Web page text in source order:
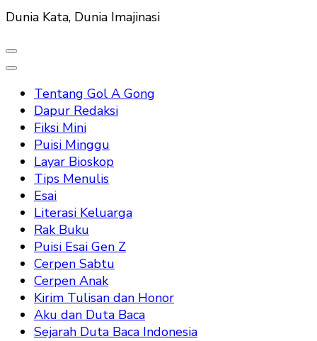
Dunia Kata, Dunia Imajinasi
Tentang Gol A Gong
Dapur Redaksi
Fiksi Mini
Puisi Minggu
Layar Bioskop
Tips Menulis
Esai
Literasi Keluarga
Rak Buku
Puisi Esai Gen Z
Cerpen Sabtu
Cerpen Anak
Kirim Tulisan dan Honor
Aku dan Duta Baca
Sejarah Duta Baca Indonesia